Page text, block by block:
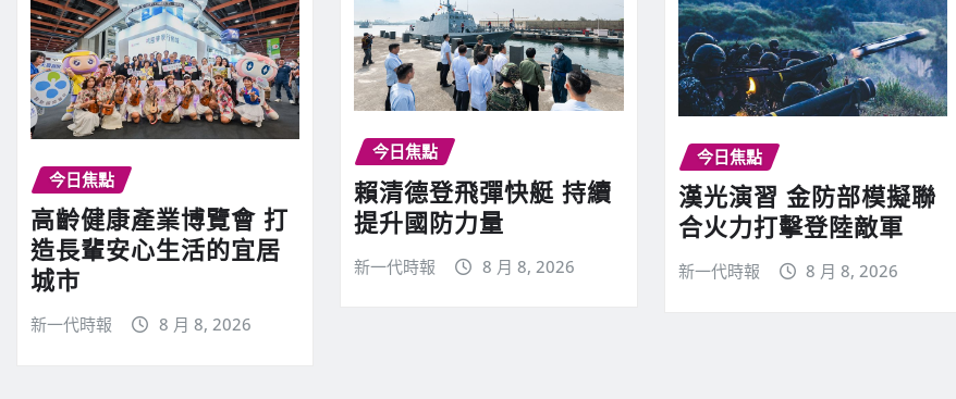
t
i
n
u
e
今日焦點
高齡健康產業博覽會 打
造長輩安心生活的宜居
城市
新一代時報 8 月 8, 2026
今日焦點
賴清德登飛彈快艇 持續
提升國防力量
新一代時報 8 月 8, 2026
今日焦點
漢光演習 金防部模擬聯
合火力打擊登陸敵軍
新一代時報 8 月 8, 2026